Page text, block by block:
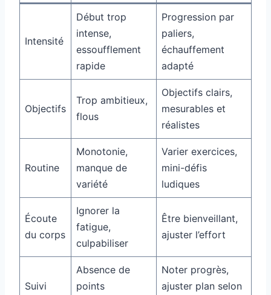
Intensité
Début trop
intense,
essoufflement
rapide
Progression par
paliers,
échauffement
adapté
Objectifs
Trop ambitieux,
flous
Objectifs clairs,
mesurables et
réalistes
Routine
Monotonie,
manque de
variété
Varier exercices,
mini-défis
ludiques
Écoute
du corps
Ignorer la
fatigue,
culpabiliser
Être bienveillant,
ajuster l’effort
Suivi
Absence de
points
Noter progrès,
ajuster plan selon